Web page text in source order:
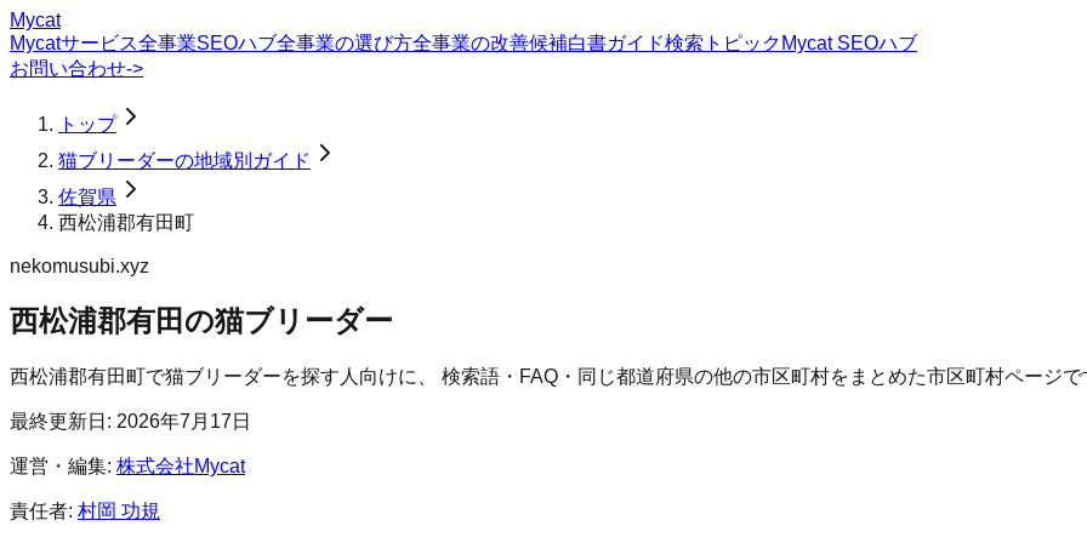
Mycat
Mycatサービス全事業SEOハブ全事業の選び方全事業の改善候補白書ガイド検索トピック Mycat SEOハブ
お問い合わせ->
トップ
猫ブリーダーの地域別ガイド
佐賀県
西松浦郡有田町
nekomusubi.xyz
西松浦郡有田の猫ブリーダー
西松浦郡有田町で猫ブリーダーを探す人向けに、 検索語・FAQ・同じ都道府県の他の市区町村をまとめた市区町村ページで
最終更新日: 2026年7月17日
運営・編集: 株式会社Mycat
責任者: 村岡 功規